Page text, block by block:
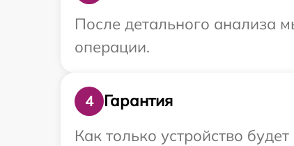
После детального анализа
операции.
4
Гарантия
Как только устройство